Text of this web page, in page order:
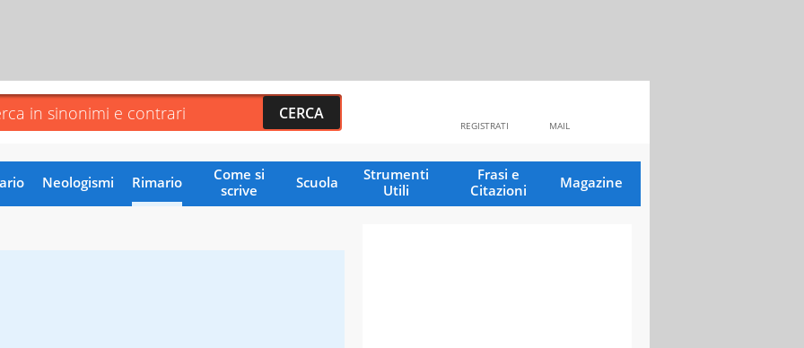
MAIL
REGISTRATI
Neologismi Rimario
Come si
scrive
Scuola
Strumenti
Utili
Frasi e
Citazioni
Magazine